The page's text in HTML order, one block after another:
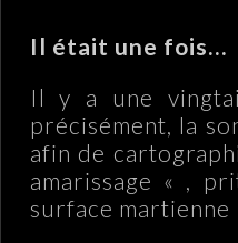
Il était une fois…
Il y a une
précisément, la
afin de
amarissage « ,
surface martienne